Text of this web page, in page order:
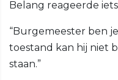
Belang reageerde
“Burgemeester ben
toestand kan hij niet
staan.”